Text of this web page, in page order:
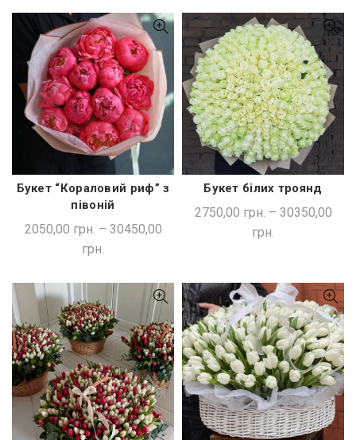
ШВИДКА ПОКУПКА
Букет “Кораловий риф” з
півоній
2050,00 грн. – 30450,00
грн.
ШВИДКА ПОКУПКА
Букет білих троянд
2750,00 грн. – 30350,00
грн.